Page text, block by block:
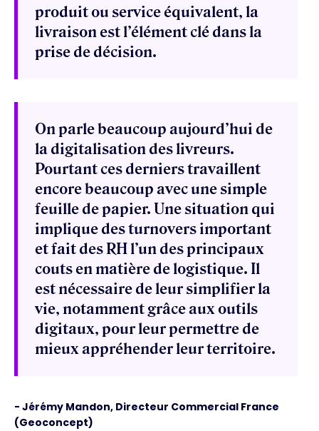
produit ou service équivalent, la
livraison est l’élément clé dans la
prise de décision.
On parle beaucoup aujourd’hui de
la digitalisation des livreurs.
Pourtant ces derniers travaillent
encore beaucoup avec une simple
feuille de papier. Une situation qui
implique des turnovers important
et fait des RH l’un des principaux
couts en matière de logistique. Il
est nécessaire de leur simplifier la
vie, notamment grâce aux outils
digitaux, pour leur permettre de
mieux appréhender leur territoire.
- Jérémy Mandon, Directeur Commercial France
(Geoconcept)